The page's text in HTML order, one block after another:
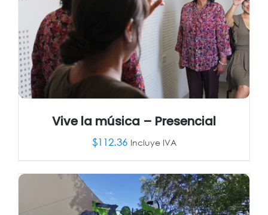
AÑADIR AL CARRITO / DETALLES
Vive la música – Presencial
$112.36 Incluye IVA